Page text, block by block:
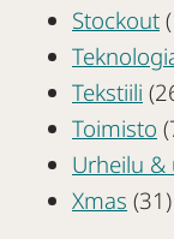
Stockout
Tekstiili
Toimisto
Urheilu &
Xmas (31)